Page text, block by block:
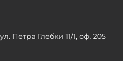
Петра Глебки 11/1, оф. 205